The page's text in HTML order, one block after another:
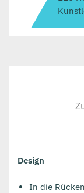
Design
In die